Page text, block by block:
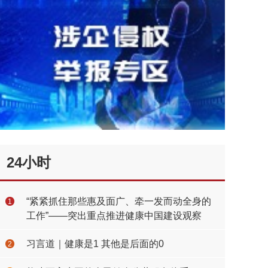
24小时
1
“紧紧抓住那些惠及面广、牵一发而动全身的
工作”——突出重点推进健康中国建设观察
2 习言道｜健康是1 其他是后面的0